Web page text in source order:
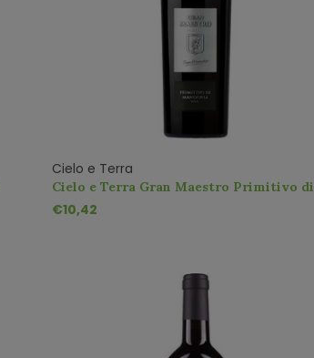
Cielo e Terra
Cielo e Terra Gran Maestro Primitivo di
Manduria DOC
€10,42